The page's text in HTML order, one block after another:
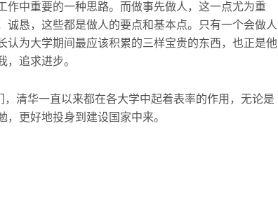
中重要的一种思路。而做事先做人，这一点尤为重
恳，这些都是做人的要点和基本点。只有一个会做人
为大学期间最应该积累的三样宝贵的东西，也正是他
追求进步。
清华一直以来都在各大学中起着表率的作用，无论是
更好地投身到建设国家中来。